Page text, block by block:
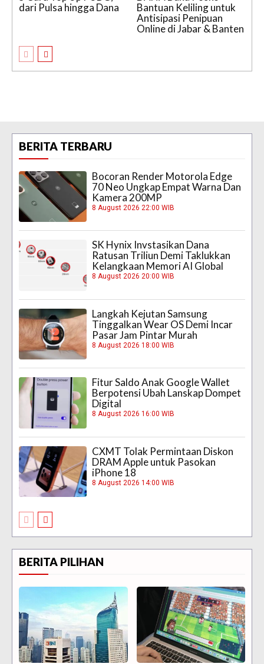
dari Pulsa hingga Dana
Bantuan Keliling untuk
Antisipasi Penipuan
Online di Jabar & Banten
BERITA TERBARU
Bocoran Render Motorola Edge
70 Neo Ungkap Empat Warna Dan
Kamera 200MP
8 August 2026 22:00 WIB
SK Hynix Invstasikan Dana
Ratusan Triliun Demi Taklukkan
Kelangkaan Memori AI Global
8 August 2026 20:00 WIB
Langkah Kejutan Samsung
Tinggalkan Wear OS Demi Incar
Pasar Jam Pintar Murah
8 August 2026 18:00 WIB
Fitur Saldo Anak Google Wallet
Berpotensi Ubah Lanskap Dompet
Digital
8 August 2026 16:00 WIB
CXMT Tolak Permintaan Diskon
DRAM Apple untuk Pasokan
iPhone 18
8 August 2026 14:00 WIB
BERITA PILIHAN